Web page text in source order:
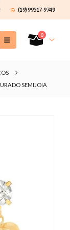
(19) 99517-9749
0
SEMIJOIA